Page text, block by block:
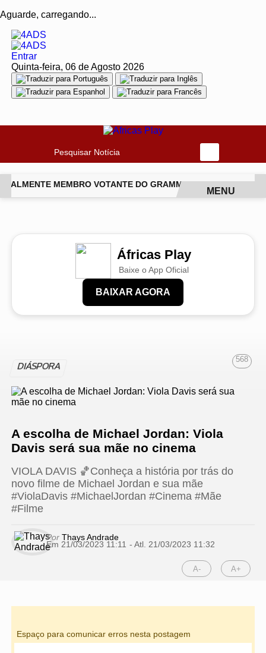
Aguarde, carregando...
Entrar
Quinta-feira, 06 de Agosto 2026
Pesquisar Notícia
MEMBRO VOTANTE DO GRAMMY PROJETO
MENU
Áfricas Play
Baixe o App Oficial
BAIXAR AGORA
DIÁSPORA
568
A escolha de Michael Jordan: Viola
Davis será sua mãe no cinema
VIOLA DAVIS 🏀Conheça a história por trás do
novo filme de Michael Jordan e sua mãe
#ViolaDavis #MichaelJordan #Cinema #Mãe
#Filme
Por Thays Andrade
Em 21/03/2023 11:11 - Atl. 21/03/2023 11:32
A- A+
Espaço para comunicar erros nesta postagem